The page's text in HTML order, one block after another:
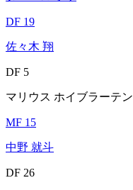
DF 19
佐々木 翔
DF 5
マリウス ホイブラーテン
MF 15
中野 就斗
DF 26